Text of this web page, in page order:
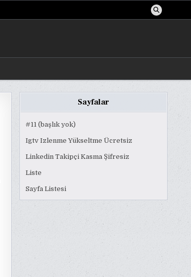
Sayfalar
#11 (başlık yok)
Igtv Izlenme Yükseltme Ücretsiz
Linkedin Takipçi Kasma Şifresiz
Liste
Sayfa Listesi